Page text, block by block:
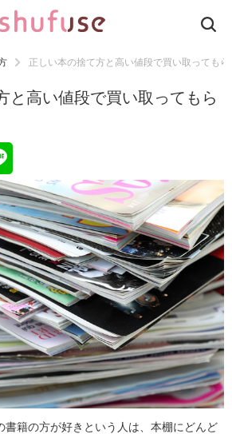
正しい本の捨て方と高い値段で買い取ってもら
と高い値段で買い取ってもら
書籍の方が好きという人は、本棚にどんど